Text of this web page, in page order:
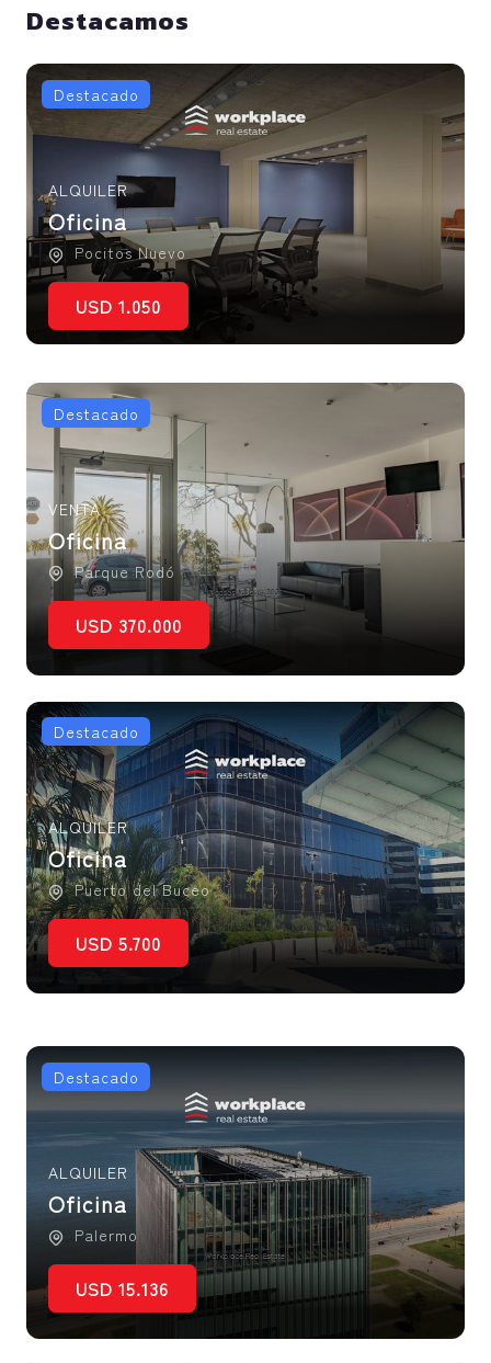
Destacamos
Destacado
ALQUILER
Oficina
Pocitos Nuevo
USD 1.050
Destacado
VENTA
Oficina
Parque Rodó
USD 370.000
Destacado
ALQUILER
Oficina
Puerto del Buceo
USD 5.700
Destacado
ALQUILER
Oficina
Palermo
USD 15.136